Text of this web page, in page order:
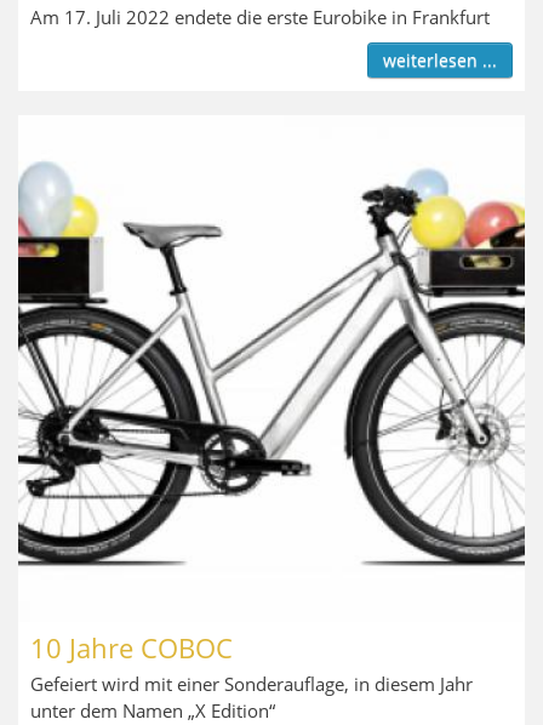
Am 17. Juli 2022 endete die erste Eurobike in Frankfurt
weiterlesen ...
10 Jahre COBOC
Gefeiert wird mit einer Sonderauflage, in diesem Jahr
unter dem Namen „X Edition“